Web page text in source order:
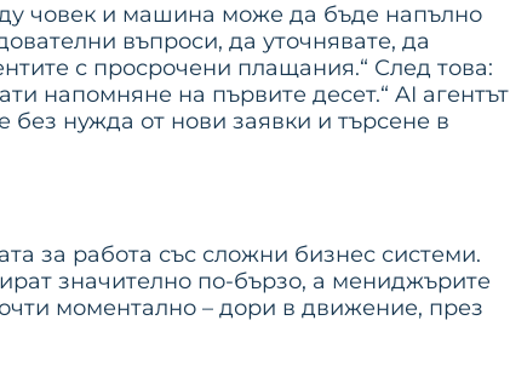
човек и машина може да бъде напълно
въпроси, да уточнявате, да
с просрочени плащания.“ След това:
напомняне на първите десет.“ AI агентът
без нужда от нови заявки и търсене в
за работа със сложни бизнес системи.
значително по-бързо, а мениджърите
моментално – дори в движение, през